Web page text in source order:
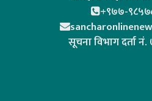
+९७७-
सूचना विभाग दर्ता